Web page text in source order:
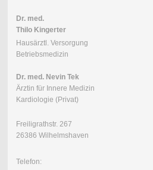
Dr. med.
Thilo Kingerter
Hausärztl. Versorgung
Betriebsmedizin
Dr. med. Nevin Tek
Ärztin für Innere Medizin
Kardiologie (Privat)
Freiligrathstr. 267
26386 Wilhelmshaven
Telefon: